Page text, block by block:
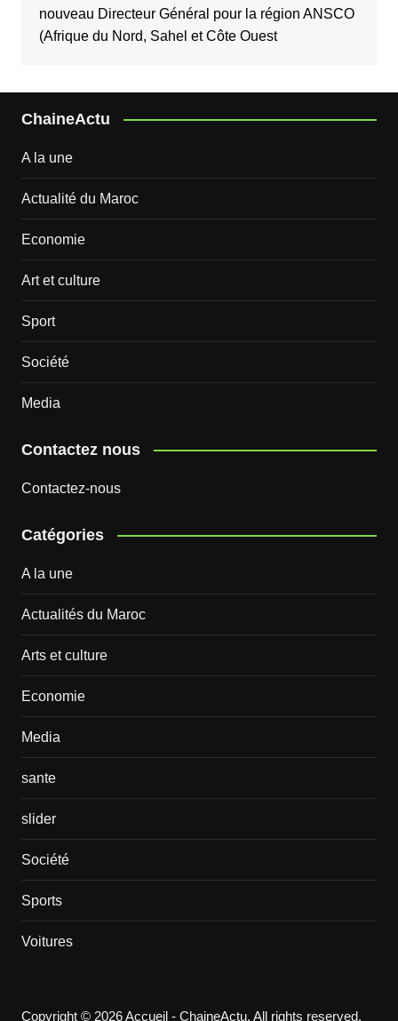
nouveau Directeur Général pour la région ANSCO
(Afrique du Nord, Sahel et Côte Ouest
ChaineActu
A la une
Actualité du Maroc
Economie
Art et culture
Sport
Société
Media
Contactez nous
Contactez-nous
Catégories
A la une
Actualités du Maroc
Arts et culture
Economie
Media
sante
slider
Société
Sports
Voitures
Copyright © 2026 Accueil - ChaineActu. All rights reserved.